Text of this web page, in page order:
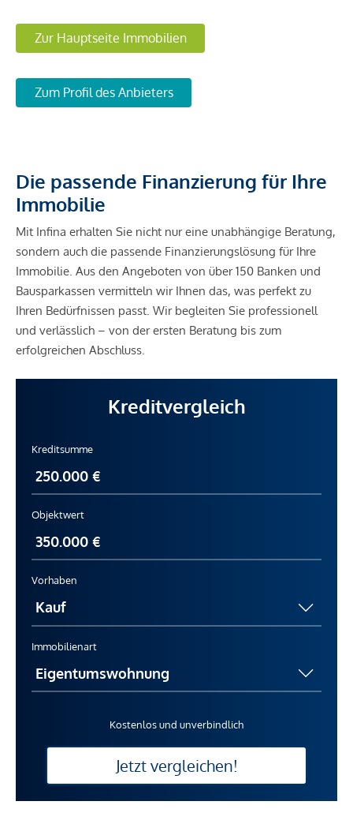
Zur Hauptseite Immobilien
Zum Profil des Anbieters
Die passende Finanzierung für Ihre
Immobilie
Mit Infina erhalten Sie nicht nur eine unabhängige Beratung,
sondern auch die passende Finanzierungslösung für Ihre
Immobilie. Aus den Angeboten von über 150 Banken und
Bausparkassen vermitteln wir Ihnen das, was perfekt zu
Ihren Bedürfnissen passt. Wir begleiten Sie professionell
und verlässlich – von der ersten Beratung bis zum
erfolgreichen Abschluss.
Kreditvergleich
Kreditsumme
Objektwert
Vorhaben
Immobilienart
Kostenlos und unverbindlich
Jetzt vergleichen!